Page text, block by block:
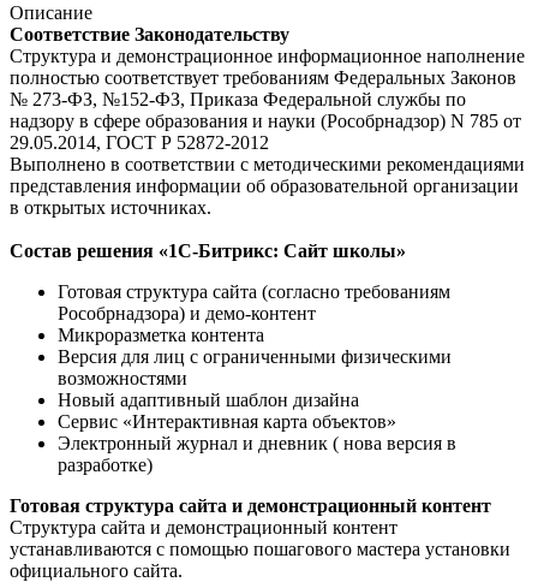
Описание
Соответствие Законодательству
Структура и демонстрационное информационное наполнение
полностью соответствует требованиям Федеральных Законов
№ 273-ФЗ, №152-ФЗ, Приказа Федеральной службы по
надзору в сфере образования и науки (Рособрнадзор) N 785 от
29.05.2014, ГОСТ Р 52872-2012
Выполнено в соответствии с методическими рекомендациями
представления информации об образовательной организации
в открытых источниках.
Состав решения «1С-Битрикс: Сайт школы»
Готовая структура сайта (согласно требованиям
Рособрнадзора) и демо-контент
Микроразметка контента
Версия для лиц с ограниченными физическими
возможностями
Новый адаптивный шаблон дизайна
Сервис «Интерактивная карта объектов»
Электронный журнал и дневник ( нова версия в
разработке)
Готовая структура сайта и демонстрационный контент
Структура сайта и демонстрационный контент
устанавливаются с помощью пошагового мастера установки
официального сайта.